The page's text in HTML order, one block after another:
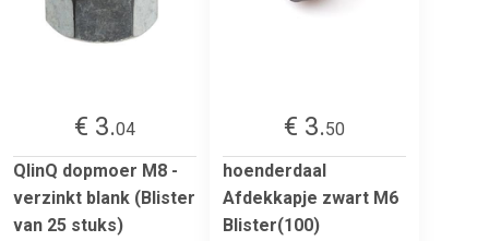
€ 3.04
QlinQ dopmoer M8 -
verzinkt blank (Blister
van 25 stuks)
€ 3.50
hoenderdaal
Afdekkapje zwart M6
Blister(100)